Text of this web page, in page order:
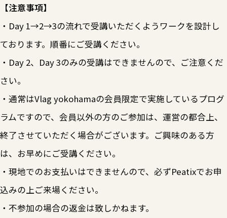
【注意事項】
・Day 1→2→3の流れで受講いただくようワークを設計し
ております。順番にご受講ください。
・Day 2、Day 3のみの受講はできませんので、ご注意くだ
さい。
・通常はVlag yokohamaの会員限定で実施しているプログ
ラムですので、会員以外の方のご参加は、運営の都合上、
終了させていただく場合がございます。ご興味のある方
は、お早めにご受講ください。
・現地でのお支払いはできませんので、必ずPeatixでお申
込みの上ご来場ください。
・不参加の場合の返金は致しかねます。